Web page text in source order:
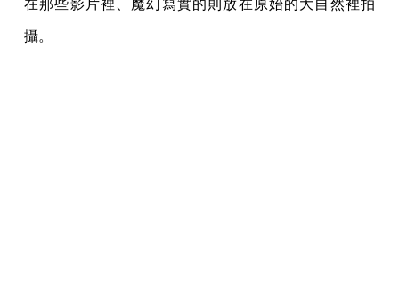
在那些影片裡、魔幻寫實的則放在原始的大自然裡拍
攝。